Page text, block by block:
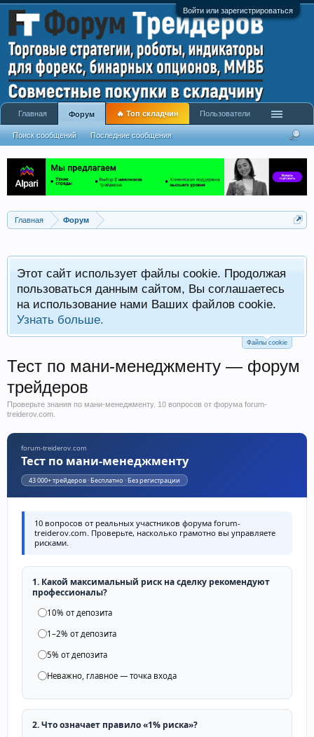
Войти или зарегистрироваться
Главная Форум
Этот сайт использует файлы cookie. Продолжая
пользоваться данным сайтом, Вы соглашаетесь
на использование нами Ваших файлов cookie.
Узнать больше.
Файлы cookie
Тест по мани-менеджменту — форум
трейдеров
Проверьте знания по мани-менеджменту. 10 вопросов от форума forum-
treiderov.com.
forum-treiderov.com
Тест по мани-менеджменту
43 000+ трейдеров · Бесплатно · Без регистрации
10 вопросов от реальных участников форума forum-
treiderov.com. Проверьте, насколько грамотно вы управляете
рисками.
1. Какой максимальный риск на сделку рекомендуют
профессионалы?
10% от депозита
1–2% от депозита
5% от депозита
Неважно, главное — точка входа
2. Что означает правило «1% риска»?
Главная Форум
Поиск сообщений Последние сообщения
🔥 Топ складчин Пользователи